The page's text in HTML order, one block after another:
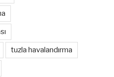
tuzla havalandırma